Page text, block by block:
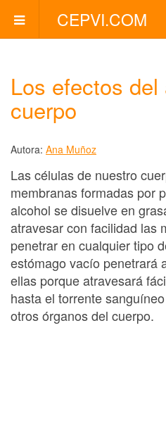
CEPVI.COM
Los efectos
cuerpo
Autora: Ana Muñoz
Las células de nuestro
membranas formadas por
alcohol se disuelve en
atravesar con facilidad las
penetrar en cualquier tipo
estómago vacío penetrará
ellas porque atravesará
hasta el torrente
otros órganos del cuerpo.